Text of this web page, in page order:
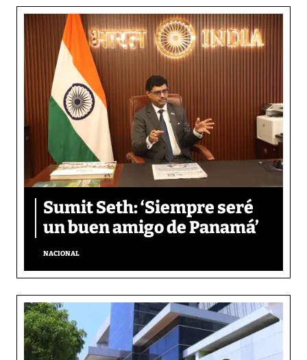
Sumit Seth: ‘Siempre seré
un buen amigo de Panamá’
NACIONAL